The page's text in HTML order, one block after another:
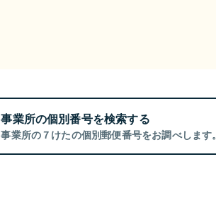
事業所の個別番号を検索する
事業所の７けたの個別郵便番号をお調べします。